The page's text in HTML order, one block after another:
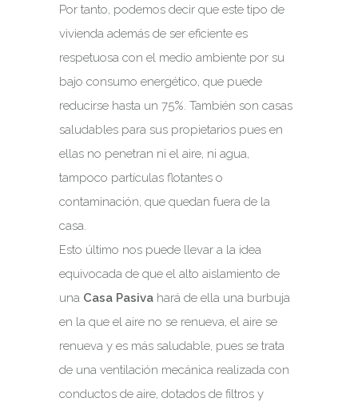
Por tanto, podemos decir que este tipo de
vivienda además de ser eficiente es
respetuosa con el medio ambiente por su
bajo consumo energético, que puede
reducirse hasta un 75%. También son casas
saludables para sus propietarios pues en
ellas no penetran ni el aire, ni agua,
tampoco partículas flotantes o
contaminación, que quedan fuera de la
casa.
Esto último nos puede llevar a la idea
equivocada de que el alto aislamiento de
una Casa Pasiva hará de ella una burbuja
en la que el aire no se renueva, el aire se
renueva y es más saludable, pues se trata
de una ventilación mecánica realizada con
conductos de aire, dotados de filtros y